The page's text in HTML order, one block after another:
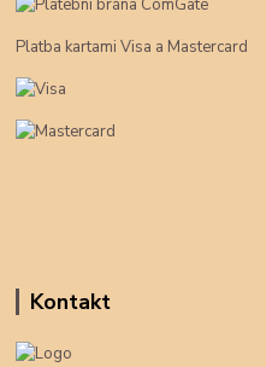
Platba kartami Visa a Mastercard
Kontakt